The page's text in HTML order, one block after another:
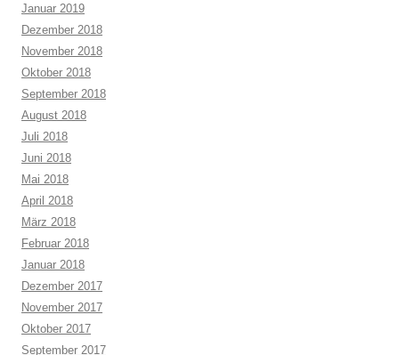
Januar 2019
Dezember 2018
November 2018
Oktober 2018
September 2018
August 2018
Juli 2018
Juni 2018
Mai 2018
April 2018
März 2018
Februar 2018
Januar 2018
Dezember 2017
November 2017
Oktober 2017
September 2017